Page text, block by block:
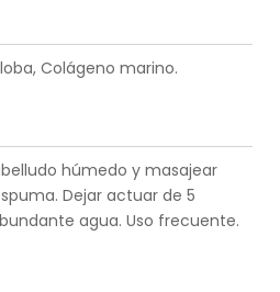
Colágeno marino.
húmedo y masajear
Dejar actuar de 5
agua. Uso frecuente.